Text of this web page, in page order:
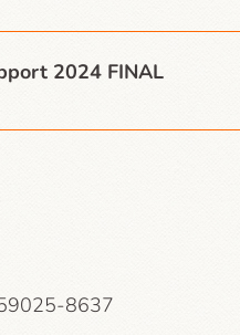
2024 FINAL
8637